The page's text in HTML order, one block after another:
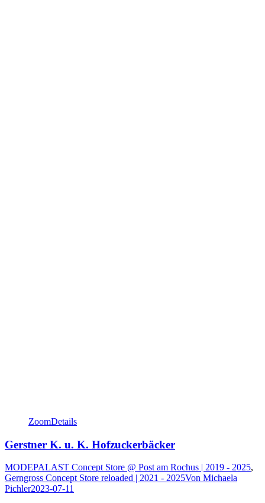
ZoomDetails
Gerstner K. u. K. Hofzuckerbäcker
MODEPALAST Concept Store @ Post am Rochus | 2019 - 2025,
Gerngross Concept Store reloaded | 2021 - 2025Von Michaela
Pichler2023-07-11